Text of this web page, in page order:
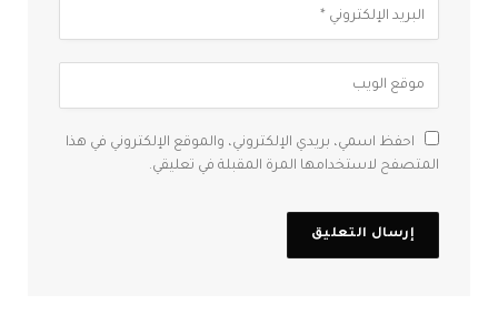
احفظ اسمي، بريدي الإلكتروني، والموقع الإلكتروني في هذا
المتصفح لاستخدامها المرة المقبلة في تعليقي.